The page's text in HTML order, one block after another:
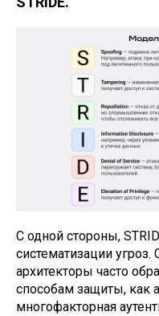
С одной стороны,
систематизации
архитекторы часто
способам защиты, как
многофакторная